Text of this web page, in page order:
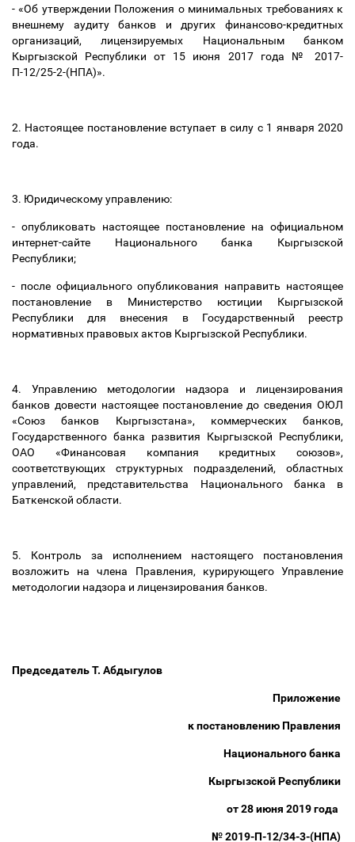
- «Об утверждении Положения о минимальных требованиях к
внешнему аудиту банков и других финансово-кредитных
организаций, лицензируемых Национальным банком
Кыргызской Республики от 15 июня 2017 года № 2017-
П-12/25-2-(НПА)».
2. Настоящее постановление вступает в силу с 1 января 2020
года.
3. Юридическому управлению:
- опубликовать настоящее постановление на официальном
интернет-сайте Национального банка Кыргызской
Республики;
- после официального опубликования направить настоящее
постановление в Министерство юстиции Кыргызской
Республики для внесения в Государственный реестр
нормативных правовых актов Кыргызской Республики.
4. Управлению методологии надзора и лицензирования
банков довести настоящее постановление до сведения ОЮЛ
«Союз банков Кыргызстана», коммерческих банков,
Государственного банка развития Кыргызской Республики,
ОАО «Финансовая компания кредитных союзов»,
соответствующих структурных подразделений, областных
управлений, представительства Национального банка в
Баткенской области.
5. Контроль за исполнением настоящего постановления
возложить начлена Правления, курирующегоУправление
методологии надзора и лицензирования банков.
Председатель Т. Абдыгулов
Приложение
к постановлению Правления
Национального банка
Кыргызской Республики
от 28 июня 2019 года
№ 2019-П-12/34-3-(НПА)